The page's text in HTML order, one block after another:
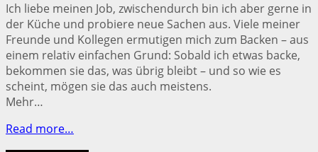
Ich liebe meinen Job, zwischendurch bin ich aber gerne in
der Küche und probiere neue Sachen aus. Viele meiner
Freunde und Kollegen ermutigen mich zum Backen – aus
einem relativ einfachen Grund: Sobald ich etwas backe,
bekommen sie das, was übrig bleibt – und so wie es
scheint, mögen sie das auch meistens.
Mehr…
Read more…